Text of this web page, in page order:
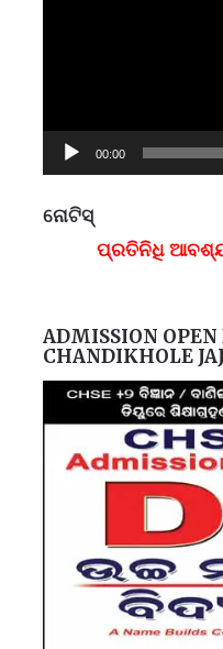
00:00
ନୋଟିସ୍
ପ୍ରତିନିଧି ଆବଶ୍ୟକ
ADMISSION
CHANDIKHOLE